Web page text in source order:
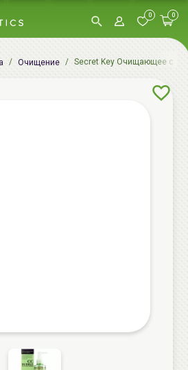
0 0
Очищение Secret Key Очищающее